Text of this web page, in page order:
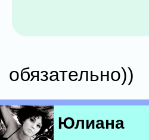
обязательно))
Юлиана